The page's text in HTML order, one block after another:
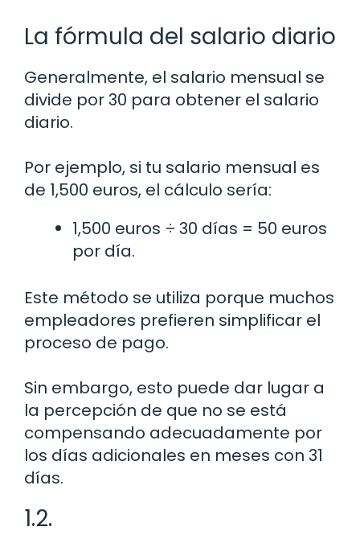
La fórmula del salario diario
Generalmente, el salario mensual se
divide por 30 para obtener el salario
diario.
Por ejemplo, si tu salario mensual es
de 1,500 euros, el cálculo sería:
1,500 euros ÷ 30 días = 50 euros
por día.
Este método se utiliza porque muchos
empleadores prefieren simplificar el
proceso de pago.
Sin embargo, esto puede dar lugar a
la percepción de que no se está
compensando adecuadamente por
los días adicionales en meses con 31
días.
1.2.